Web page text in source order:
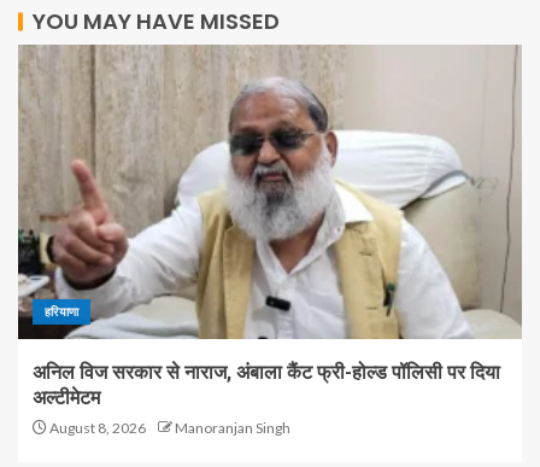
YOU MAY HAVE MISSED
हरियाणा
अनिल विज सरकार से नाराज, अंबाला कैंट फ्री-होल्ड पॉलिसी पर दिया
अल्टीमेटम
August 8, 2026 Manoranjan Singh